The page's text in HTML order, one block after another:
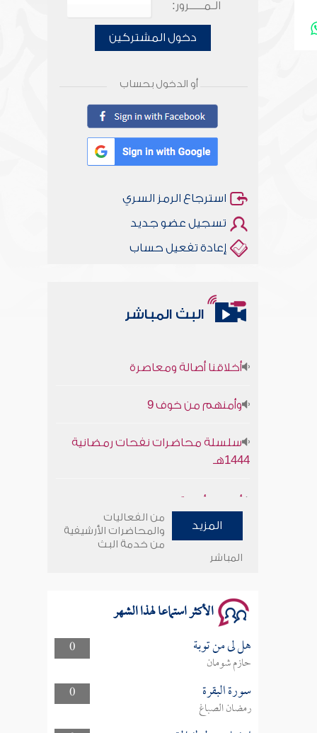
الـمـــــرور:
دخول المشتركين
أو الدخول بحساب
استرجاع الرمز السري
تسجيل عضو جديد
إعادة تفعيل حساب
البث المباشر
1444هـ
وأمنهم من خوف 9
سلسلة محاضرات نفحات رمضانية
المزيد
من الفعاليات
والمحاضرات الأرشيفية
من خدمة البث
المباشر
الأكثر استماعا لهذا الشهر
0 هل لى من توبة
حازم شومان
0
سورة البقرة
رمضان الصباغ